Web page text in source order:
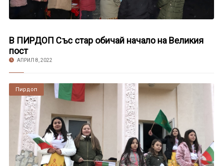
В ПИРДОП Със стар обичай начало на Великия
пост
АПРИЛ 8, 2022
Пирдоп